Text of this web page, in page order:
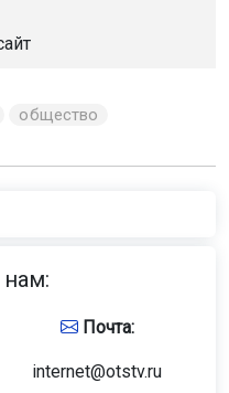
общество
Почта:
internet@otstv.ru